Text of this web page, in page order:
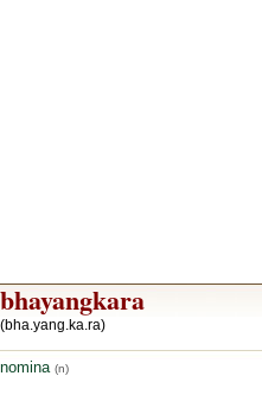
bhayangkara
(bha.yang.ka.ra)
nomina (n)